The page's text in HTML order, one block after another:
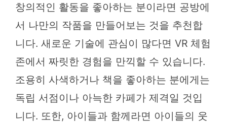
창의적인 활동을 좋아하는 분이라면 공방에
서 나만의 작품을 만들어보는 것을 추천합
니다. 새로운 기술에 관심이 많다면 VR 체험
존에서 짜릿한 경험을 만끽할 수 있습니다.
조용히 사색하거나 책을 좋아하는 분에게는
독립 서점이나 아늑한 카페가 제격일 것입
니다. 또한, 아이들과 함께라면 아이들의 웃